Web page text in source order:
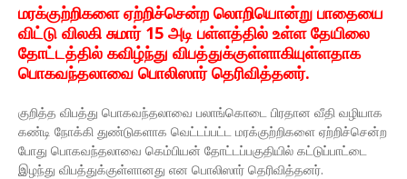
மரக்குற்றிகளை ஏற்றிச்சென்ற லொறியொன்று பாதையை
விட்டு விலகி சுமார் 15 அடி பள்ளத்தில் உள்ள தேயிலை
தோட்டத்தில் கவிழ்ந்து விபத்துக்குள்ளாகியுள்ளதாக
பொகவந்தலாவை பொலிஸார் தெரிவித்தனர்.
குறித்த விபத்து பொகவந்தலாவை பலாங்கொடை பிரதான வீதி வழியாக
கண்டி நோக்கி துண்டுகளாக வெட்டப்பட்ட மரக்குற்றிகளை ஏற்றிச்சென்ற
போது பொகவந்தலாவை கெம்பியன் தோட்டப்பகுதியில் கட்டுப்பாட்டை
இழந்து விபத்துக்குள்ளானது என பொலிஸார் தெரிவித்தனர்.